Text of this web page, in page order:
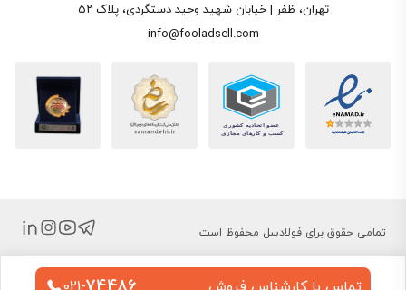
کارخانه‌ها به‌صورت لحظه‌ای، مثل قیمت یک شاخه
کنید یا با کارشناسان فروش از طریق شماره 74486-021
تماس بگیرید تا به‌روزترین پیش‌فاکتور را دریافت کنید.
میانگین قیمت محصولات
تهران، ظفر | خیابان شهید وحید دستگردی، پلاک ۵۲
info@fooladsell.com
تمامی حقوق برای فولادسل محفوظ است